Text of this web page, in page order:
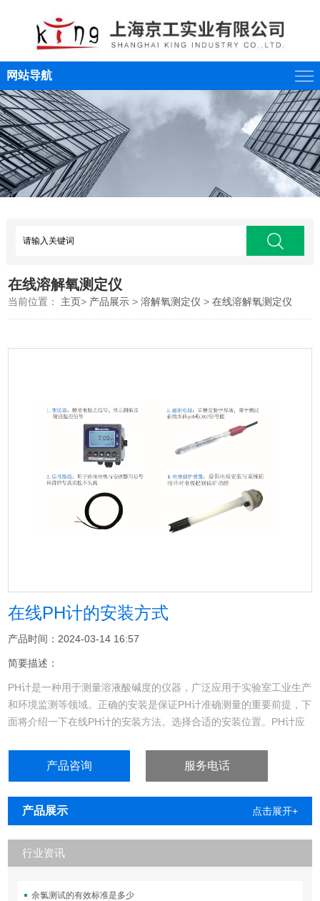
网站导航
在线溶解氧测定仪
当前位置： 主页> 产品展示 >溶解氧测定仪 >在线溶解氧测定仪
在线PH计的安装方式
产品时间：2024-03-14 16:57
简要描述：
PH计是一种用于测量溶液酸碱度的仪器，广泛应用于实验室工业生产
和环境监测等领域。正确的安装是保证PH计准确测量的重要前提，下
面将介绍一下在线PH计的安装方法。选择合适的安装位置。PH计应
装方式，可以根据自身的工况来选择适合自己的安装方式，值得注意
产品咨询 服务电话
产品展示 点击展开+
行业资讯
余氯测试的有效标准是多少